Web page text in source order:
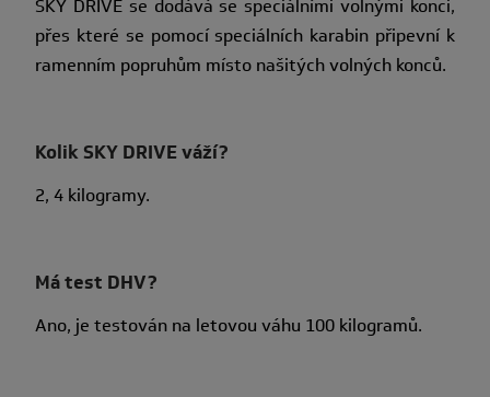
SKY DRIVE se dodává se speciálními volnými konci,
přes které se pomocí speciálních karabin připevní k
ramenním popruhům místo našitých volných konců.
Kolik SKY DRIVE váží?
2, 4 kilogramy.
Má test DHV?
Ano, je testován na letovou váhu 100 kilogramů.